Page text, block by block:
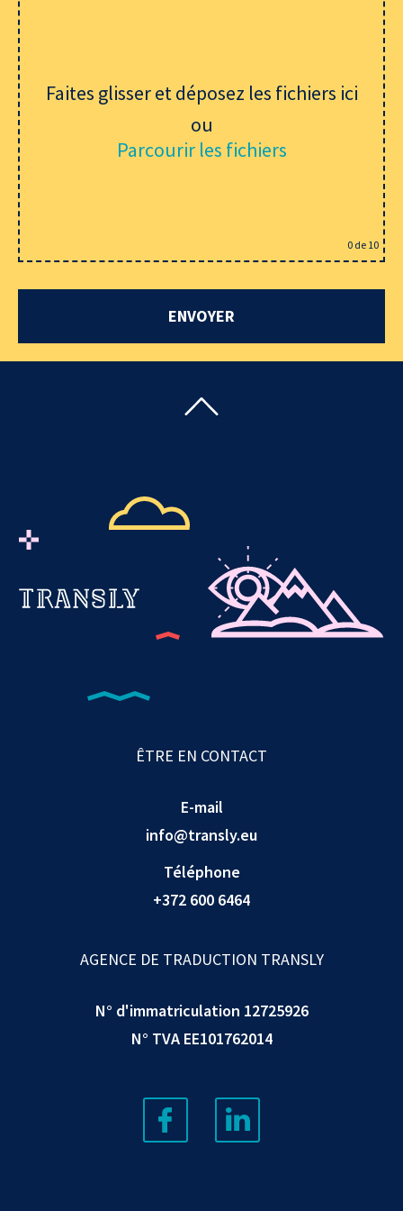
Faites glisser et déposez les fichiers ici
ou
Parcourir les fichiers
0 de 10
ÊTRE EN CONTACT
E-mail
info@transly.eu
Téléphone
+372 600 6464
AGENCE DE TRADUCTION TRANSLY
N° d'immatriculation 12725926
N° TVA EE101762014